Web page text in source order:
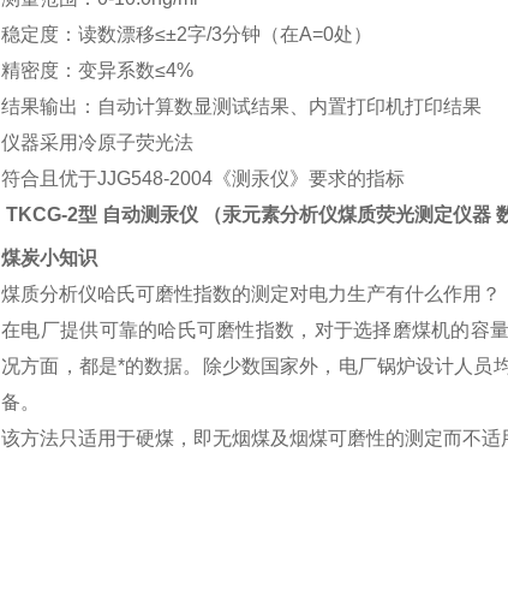
稳定度：读数漂移≤±2字/3分钟（在A=0处）
精密度：变异系数≤4%
结果输出：自动计算数显测试结果、内置打印机打印结果
仪器采用冷原子荧光法
符合且优于JJG548-2004《测汞仪》要求的指标
TKCG-2型 自动测汞仪 （汞元素分析仪煤质荧光测定仪器
煤炭小知识
煤质分析仪哈氏可磨性指数的测定对电力生产有什么作用？
在电厂提供可靠的哈氏可磨性指数，对于选择磨煤机的容
况方面，都是*的数据。除少数国家外，电厂锅炉设计人员
备。
该方法只适用于硬煤，即无烟煤及烟煤可磨性的测定而不适